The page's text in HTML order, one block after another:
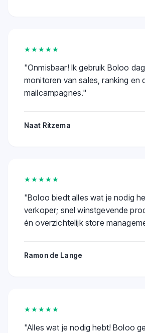
★★★★★
"Onmisbaar! Ik gebruik Boloo
monitoren van sales, ranking en
mailcampagnes."
Naat Ritzema
★★★★★
"Boloo biedt alles wat je nodig
verkoper; snel winstgevende
én overzichtelijk store
Ramon de Lange
★★★★★
"Alles wat je nodig hebt! Boloo